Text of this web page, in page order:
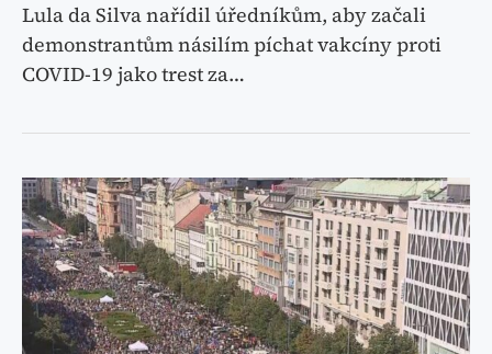
Lula da Silva nařídil úředníkům, aby začali
demonstrantům násilím píchat vakcíny proti
COVID-19 jako trest za…